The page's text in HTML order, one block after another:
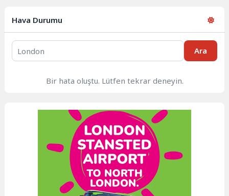
Hava Durumu
Ara
Bir hata oluştu. Lütfen tekrar deneyin.